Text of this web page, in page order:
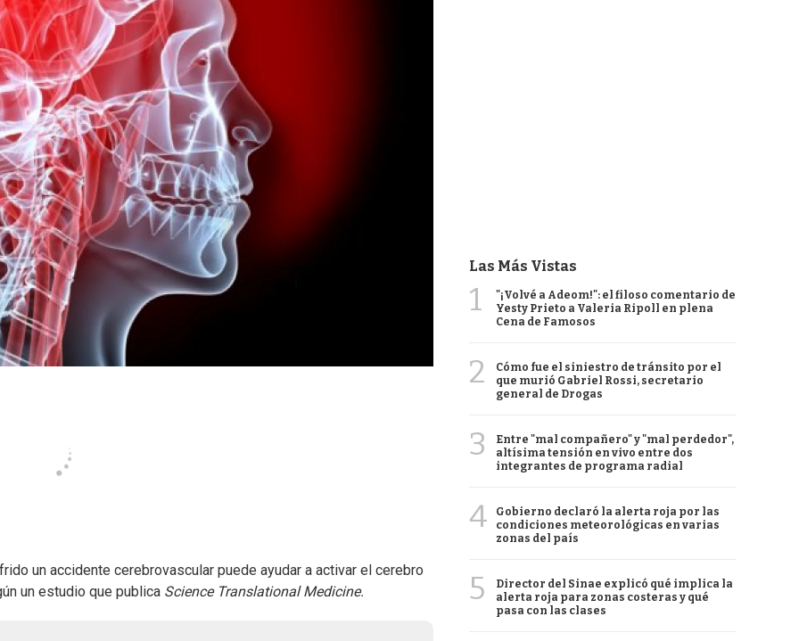
un accidente cerebrovascular puede ayudar a activar el cerebro
un estudio que publica Science Translational Medicine.
Las Más Vistas
1
"¡Volvé a Adeom!": el filoso comentario de
Yesty Prieto a Valeria Ripoll en plena
Cena de Famosos
2
Cómo fue el siniestro de tránsito por el
que murió Gabriel Rossi, secretario
general de Drogas
3
Entre "mal compañero" y "mal perdedor",
altísima tensión en vivo entre dos
integrantes de programa radial
4
Gobierno declaró la alerta roja por las
condiciones meteorológicas en varias
zonas del país
5
Director del Sinae explicó qué implica la
alerta roja para zonas costeras y qué
pasa con las clases